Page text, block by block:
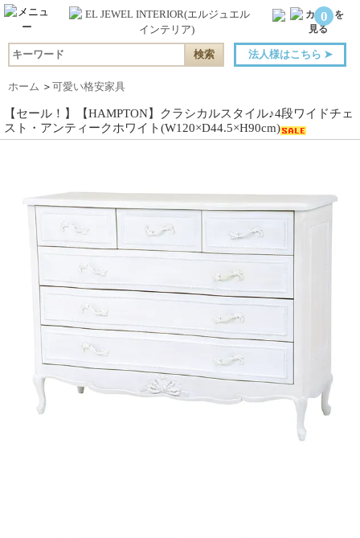
0
法人様はこちら ➤
ホーム ＞ 可愛い格安家具
【セール！】【HAMPTON】クラシカルスタイル♪4段ワイドチェ
スト・アンティークホワイト(W120×D44.5×H90cm)